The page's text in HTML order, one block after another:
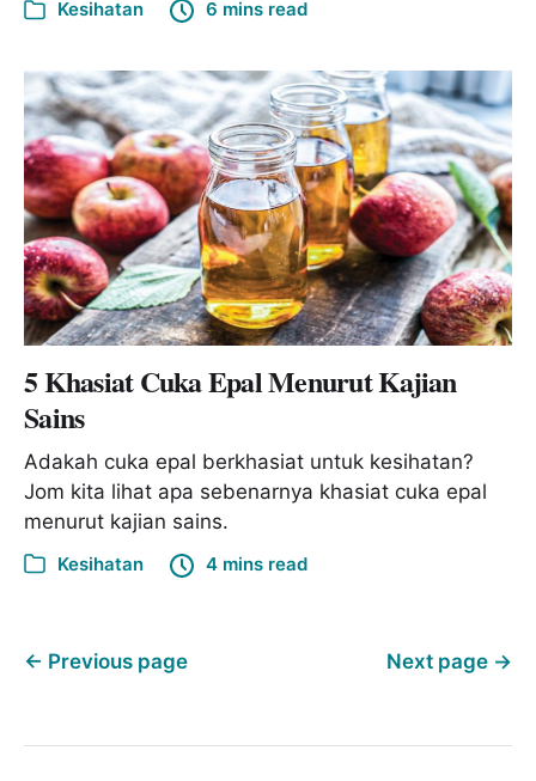
Kesihatan 6 mins read
5 Khasiat Cuka Epal Menurut Kajian
Sains
Adakah cuka epal berkhasiat untuk kesihatan?
Jom kita lihat apa sebenarnya khasiat cuka epal
menurut kajian sains.
Kesihatan 4 mins read
← Previous page Next page →